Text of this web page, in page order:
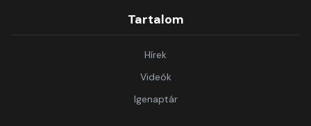
Tartalom
Hírek
Videók
Igenaptár